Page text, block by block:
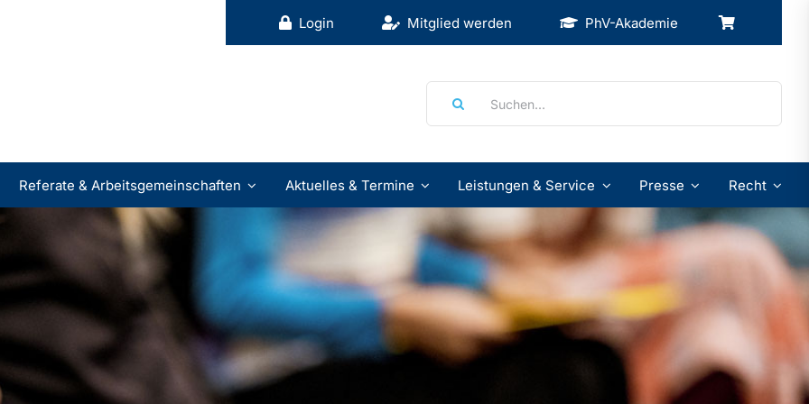
Login Mitglied werden PhV-Akademie
Referate & Arbeitsgemeinschaften Aktuelles & Termine Leistungen & Service Presse Recht